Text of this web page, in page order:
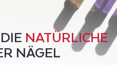
NATÜRLICHE
NÄGEL